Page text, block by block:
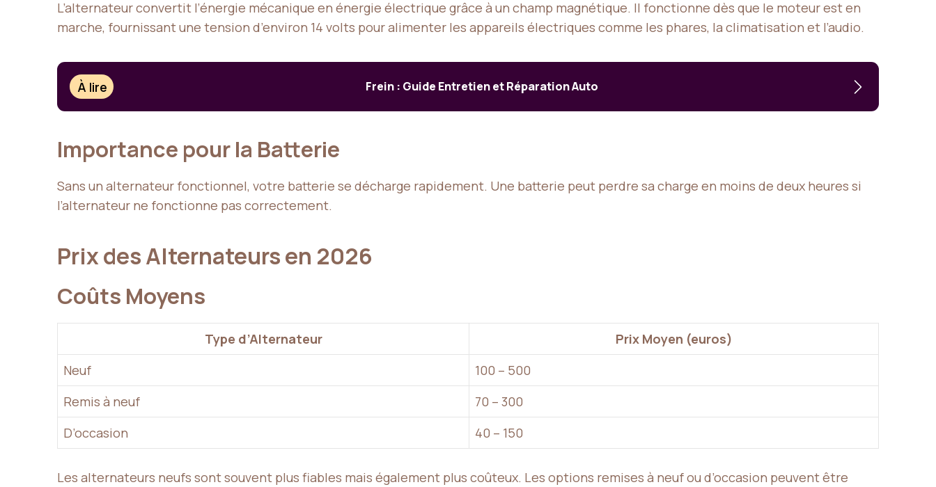
L’alternateur convertit l’énergie mécanique en énergie électrique grâce à un champ magnétique. Il fonctionne dès que le moteur est en
marche, fournissant une tension d’environ 14 volts pour alimenter les appareils électriques comme les phares, la climatisation et l’audio.
À lire Frein : Guide Entretien et Réparation Auto
Importance pour la Batterie
Sans un alternateur fonctionnel, votre batterie se décharge rapidement. Une batterie peut perdre sa charge en moins de deux heures si
l’alternateur ne fonctionne pas correctement.
Prix des Alternateurs en 2026
Coûts Moyens
Type d’Alternateur
Prix Moyen (euros)
Neuf
100 – 500
Remis à neuf
70 – 300
D’occasion
40 – 150
Les alternateurs neufs sont souvent plus fiables mais également plus coûteux. Les options remises à neuf ou d’occasion peuvent être